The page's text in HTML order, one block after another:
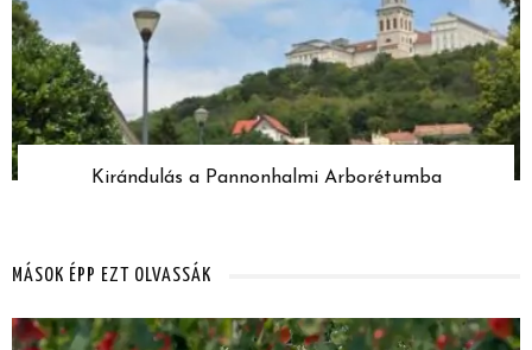
Kirándulás a Pannonhalmi Arborétumba
MÁSOK ÉPP EZT OLVASSÁK